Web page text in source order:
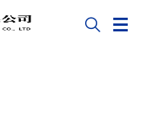
 